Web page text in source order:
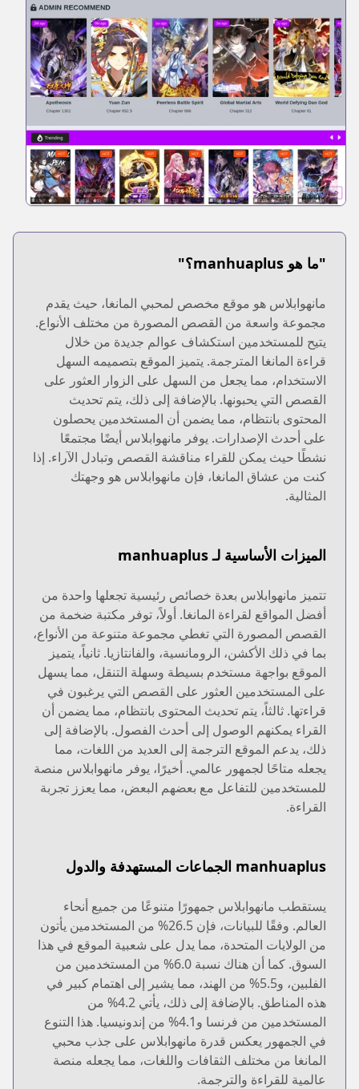
"ما هو manhuaplus؟"
مانهوابلاس هو موقع مخصص لمحبي المانغا، حيث يقدم
مجموعة واسعة من القصص المصورة من مختلف الأنواع.
يتيح للمستخدمين استكشاف عوالم جديدة من خلال
قراءة المانغا المترجمة. يتميز الموقع بتصميمه السهل
الاستخدام، مما يجعل من السهل على الزوار العثور على
القصص التي يحبونها. بالإضافة إلى ذلك، يتم تحديث
المحتوى بانتظام، مما يضمن أن المستخدمين يحصلون
على أحدث الإصدارات. يوفر مانهوابلاس أيضًا مجتمعًا
نشطًا حيث يمكن للقراء مناقشة القصص وتبادل الآراء. إذا
كنت من عشاق المانغا، فإن مانهوابلاس هو وجهتك
المثالية.
الميزات الأساسية لـ manhuaplus
تتميز مانهوابلاس بعدة خصائص رئيسية تجعلها واحدة من
أفضل المواقع لقراءة المانغا. أولاً، توفر مكتبة ضخمة من
القصص المصورة التي تغطي مجموعة متنوعة من الأنواع،
بما في ذلك الأكشن، الرومانسية، والفانتازيا. ثانياً، يتميز
الموقع بواجهة مستخدم بسيطة وسهلة التنقل، مما يسهل
على المستخدمين العثور على القصص التي يرغبون في
قراءتها. ثالثاً، يتم تحديث المحتوى بانتظام، مما يضمن أن
القراء يمكنهم الوصول إلى أحدث الفصول. بالإضافة إلى
ذلك، يدعم الموقع الترجمة إلى العديد من اللغات، مما
يجعله متاحًا لجمهور عالمي. أخيرًا، يوفر مانهوابلاس منصة
للمستخدمين للتفاعل مع بعضهم البعض، مما يعزز تجربة
القراءة.
manhuaplus الجماعات المستهدفة والدول
يستقطب مانهوابلاس جمهورًا متنوعًا من جميع أنحاء
العالم. وفقًا للبيانات، فإن 26.5% من المستخدمين يأتون
من الولايات المتحدة، مما يدل على شعبية الموقع في هذا
السوق. كما أن هناك نسبة 6.0% من المستخدمين من
الفلبين، و5.5% من الهند، مما يشير إلى اهتمام كبير في
هذه المناطق. بالإضافة إلى ذلك، يأتي 4.2% من
المستخدمين من فرنسا و4.1% من إندونيسيا. هذا التنوع
في الجمهور يعكس قدرة مانهوابلاس على جذب محبي
المانغا من مختلف الثقافات واللغات، مما يجعله منصة
عالمية للقراءة والترجمة.